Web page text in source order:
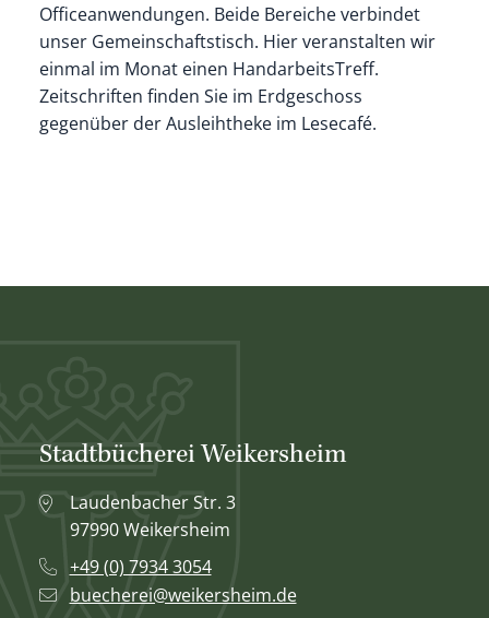
Officeanwendungen. Beide Bereiche verbindet
unser Gemeinschaftstisch. Hier veranstalten wir
einmal im Monat einen HandarbeitsTreff.
Zeitschriften finden Sie im Erdgeschoss
gegenüber der Ausleihtheke im Lesecafé.
Stadtbücherei Weikersheim
Laudenbacher Str. 3
97990 Weikersheim
+49 (0) 7934 3054
buecherei@weikersheim.de